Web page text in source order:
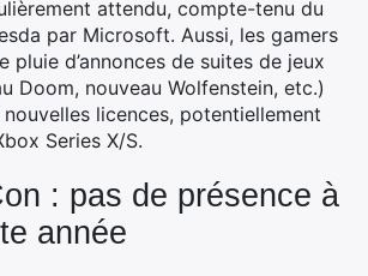
attendu, compte-tenu du
par Microsoft. Aussi, les gamers
pluie d’annonces de suites de jeux
Doom, nouveau Wolfenstein, etc.)
nouvelles licences, potentiellement
Series X/S.
: pas de présence à
année